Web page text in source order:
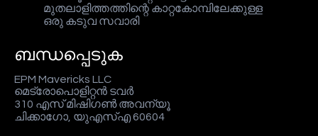
മുതലാളിത്തത്തിന്റെ കാറ്റകോമ്പിലേക്കുള്ള
ഒരു കടുവ സവാരി
ബന്ധപ്പെടുക
EPM Mavericks LLC
മെട്രോപൊളിറ്റൻ ടവർ
310 എസ് മിഷിഗൺ അവന്യൂ
ചിക്കാഗോ, യുഎസ്എ 60604